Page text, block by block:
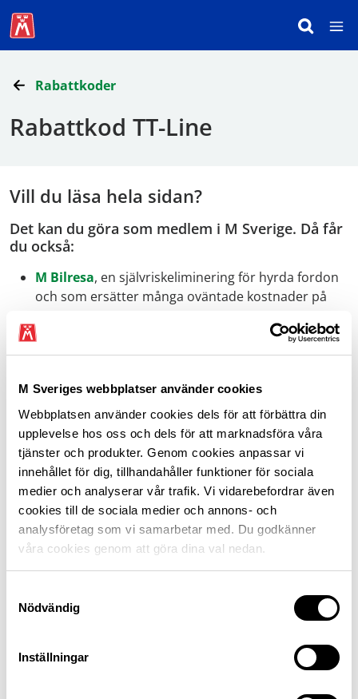
M Sveriges webbplatser använder cookies
Webbplatsen använder cookies dels för att förbättra din
upplevelse hos oss och dels för att marknadsföra våra
tjänster och produkter. Genom cookies anpassar vi
innehållet för dig, tillhandahåller funktioner för sociala
medier och analyserar vår trafik. Vi vidarebefordrar även
cookies till de sociala medier och annons- och
analysföretag som vi samarbetar med. Du godkänner
våra cookies genom att göra dina val nedan.
Nödvändig
Inställningar
Rabattkoder
Rabattkod TT-Line
Vill du läsa hela sidan?
Det kan du göra som medlem i M Sverige. Då får
du också:
M Bilresa, en självriskeliminering för hyrda fordon
och som ersätter många oväntade kostnader på
Fri personlig rådgivning om allt som rör bilen när
det gällerteknik,juridikochbilresor.
hemmet eller sommarstugan.
Medlemsrabatter på allt från drivmedel, besiktning
och däck till semesterboende.
Tidningen Motor med resereportage, tester och
granskande journalistik.
Och framför allt, du stöttar vårt arbete för
trafiksäkerhet, hållbarhet och tillgänglighet. Läs om
några av defrågor vi driver.